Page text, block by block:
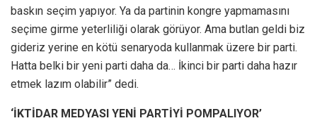
baskın seçim yapıyor. Ya da partinin kongre yapmamasını
seçime girme yeterliliği olarak görüyor. Ama butlan geldi biz
gideriz yerine en kötü senaryoda kullanmak üzere bir parti.
Hatta belki bir yeni parti daha da… İkinci bir parti daha hazır
etmek lazım olabilir” dedi.
‘İKTİDAR MEDYASI YENİ PARTİYİ POMPALIYOR’